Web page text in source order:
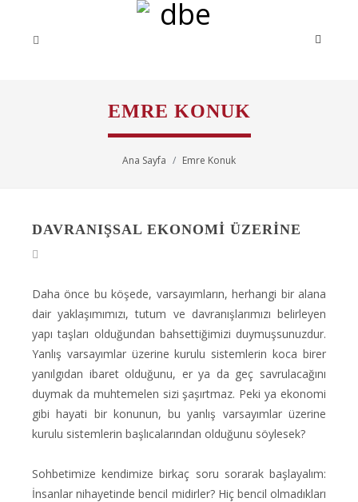
EMRE KONUK
Ana Sayfa Emre Konuk
DAVRANIŞSAL EKONOMI ÜZERINE
Daha önce bu köşede, varsayımların, herhangi bir alana
dair yaklaşımımızı, tutum ve davranışlarımızı belirleyen
yapı taşları olduğundan bahsettiğimizi duymuşsunuzdur.
Yanlış varsayımlar üzerine kurulu sistemlerin koca birer
yanılgıdan ibaret olduğunu, er ya da geç savrulacağını
duymak da muhtemelen sizi şaşırtmaz. Peki ya ekonomi
gibi hayati bir konunun, bu yanlış varsayımlar üzerine
kurulu sistemlerin başlıcalarından olduğunu söylesek?
Sohbetimize kendimize birkaç soru sorarak başlayalım:
İnsanlar nihayetinde bencil midirler? Hiç bencil olmadıkları